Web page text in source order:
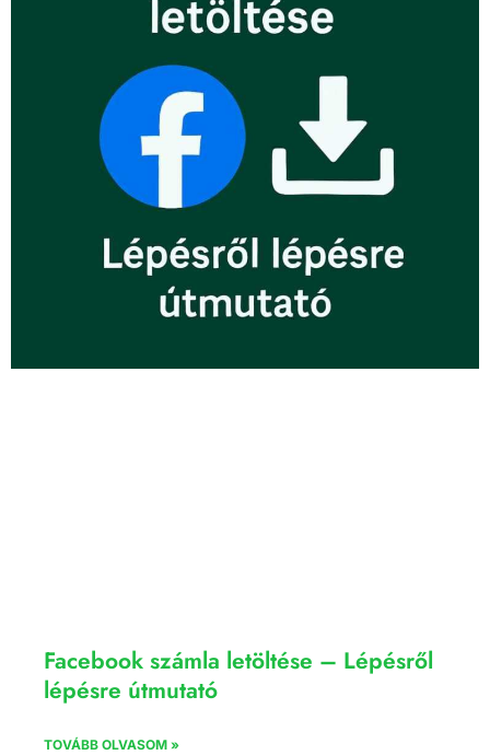
Facebook számla letöltése – Lépésről
lépésre útmutató
TOVÁBB OLVASOM »